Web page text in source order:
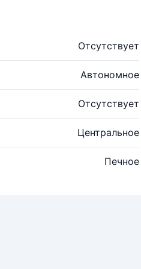
Отсутствует
Автономное
Отсутствует
Центральное
Печное